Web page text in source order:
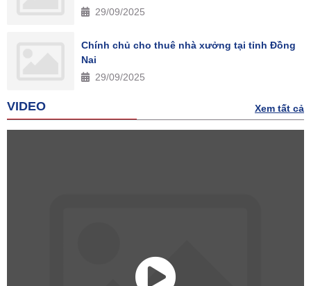
29/09/2025
Chính chủ cho thuê nhà xưởng tại tỉnh Đồng
Nai
29/09/2025
VIDEO Xem tất cả